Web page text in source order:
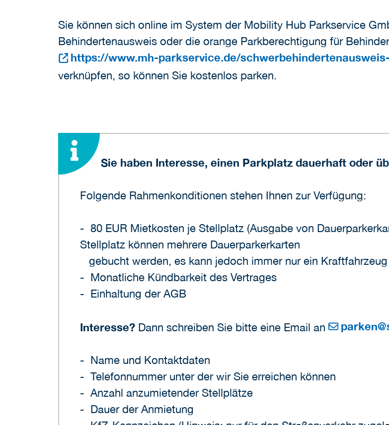
Sie können sich online im System der Mobility Hub Parkservice
Behindertenausweis oder die orange Parkberechtigung für
https://www.mh-parkservice.de/
verknüpfen, so können Sie kostenlos parken.
Sie haben Interesse, einen Parkplatz dauerhaft oder
Folgende Rahmenkonditionen stehen Ihnen zur Verfügung:
- 80 EUR Mietkosten je Stellplatz (Ausgabe von
Stellplatz können mehrere Dauerparkerkarten
gebucht werden, es kann jedoch immer nur ein
- Monatliche Kündbarkeit des Vertrages
- Einhaltung der AGB
Interesse? Dann schreiben Sie bitte eine Email an parken@
- Name und Kontaktdaten
- Telefonnummer unter der wir Sie erreichen können
- Anzahl anzumietender Stellplätze
- Dauer der Anmietung